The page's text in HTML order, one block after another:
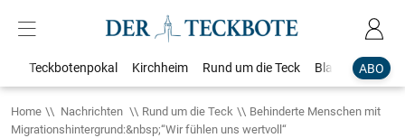
ABO
Teckbotenpokal Kirchheim Rund um die Teck Blaulicht
Home Nachrichten Rund um die Teck
Behinderte Menschen mit
Migrationshintergrund:&nbsp;“Wir fühlen uns wertvoll“